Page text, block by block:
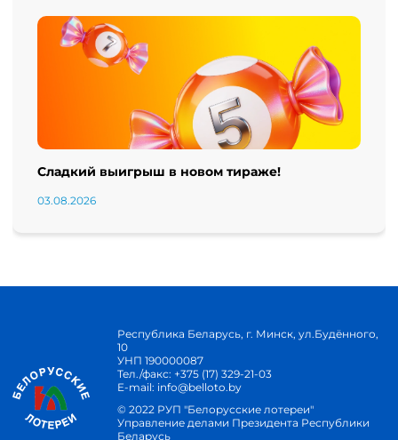
Сладкий выигрыш в новом тираже!
03.08.2026
Республика Беларусь, г. Минск, ул.Будённого,
10
УНП 190000087
Тел./факс: +375 (17) 329-21-03
E-mail: info@belloto.by
© 2022 РУП "Белорусские лотереи"
Управление делами Президента Республики
Беларусь